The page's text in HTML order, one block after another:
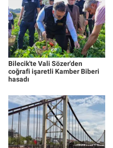
Bilecik'te Vali Sözer'den
coğrafi işaretli Kamber Biberi
hasadı